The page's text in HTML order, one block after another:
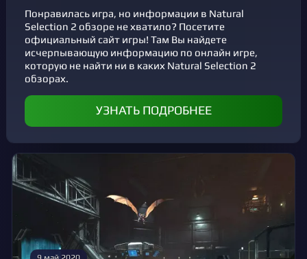
Понравилась игра, но информации в Natural
Selection 2 обзоре не хватило? Посетите
официальный сайт игры! Там Вы найдете
исчерпывающую информацию по онлайн игре,
которую не найти ни в каких Natural Selection 2
обзорах.
УЗНАТЬ ПОДРОБНЕЕ